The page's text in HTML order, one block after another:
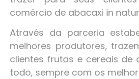
comércio de abacaxi in
Através da parceria
melhores produtores,
clientes frutas e cereais de
todo, sempre com os